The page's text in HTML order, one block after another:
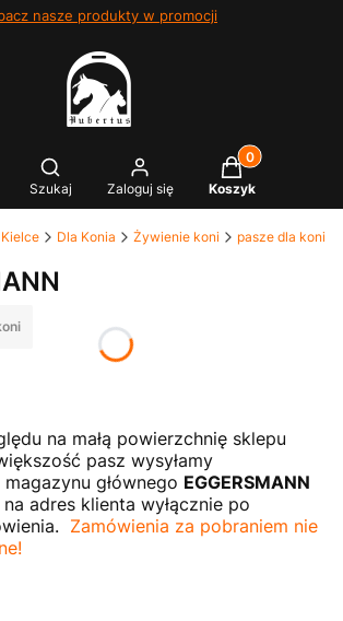
nasze produkty w promocji
Otwórz wyszukiwarkę
Szukaj Zaloguj się
Produkty w
Koszyk
Dla Konia Żywienie koni pasze dla koni
na małą powierzchnię sklepu
pasz wysyłamy
głównego EGGERSMANN
na adres klienta wyłącznie po
Zamówienia za pobraniem nie